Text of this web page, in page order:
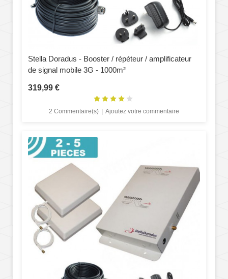
Stella Doradus - Booster / répéteur / amplificateur
de signal mobile 3G - 1000m²
319,99 €
2 Commentaire(s) Ajoutez votre commentaire